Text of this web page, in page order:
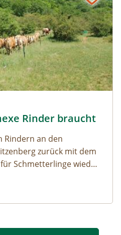
Berghexe Rinder braucht
Rinder braucht
Rindern an den
zurück mit dem
Schmetterlinge wieder